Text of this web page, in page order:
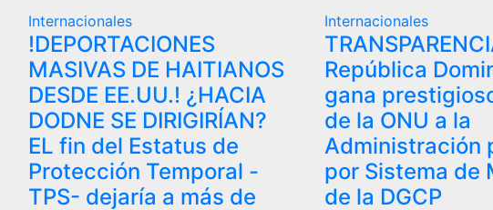
entradas
Internacionales
!DEPORTACIONES
MASIVAS DE HAITIANOS
DESDE EE.UU.! ¿HACIA
DODNE SE DIRIGIRÍAN?
EL fin del Estatus de
Protección Temporal -
TPS- dejaría a más de
Internacionales
República
gana
de la ONU a la
Administración
por Sistema de
de la DGCP